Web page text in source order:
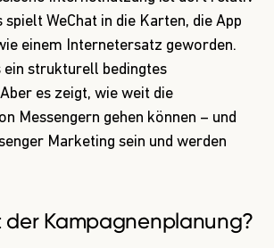
WeChat in die Karten, die App
einem Internetersatz geworden.
ein strukturell bedingtes
es zeigt, wie weit die
Messengern gehen können – und
Marketing sein und werden
der Kampagnenplanung?